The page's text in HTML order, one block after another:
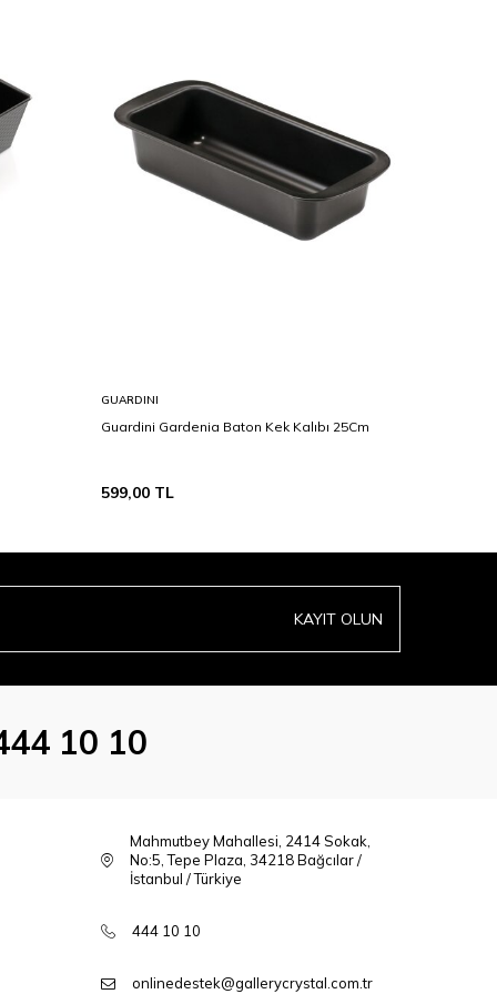
GUARDINI
Guardini Gardenia Baton Kek Kalıbı 25Cm
599,00 TL
KAYIT OLUN
10 10
Mahmutbey Mahallesi, 2414 Sokak,
No:5, Tepe Plaza, 34218 Bağcılar /
İstanbul / Türkiye
444 10 10
onlinedestek@gallerycrystal.com.tr